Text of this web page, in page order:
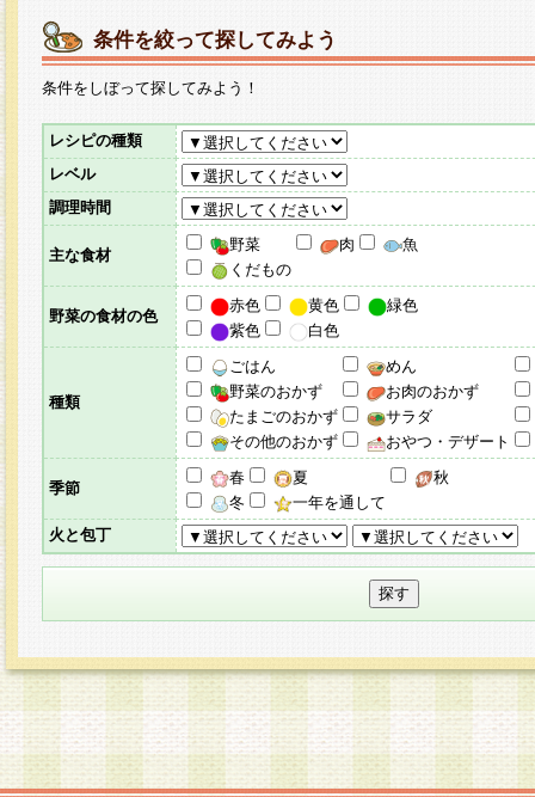
条件を絞って探してみよう
条件をしぼって探してみよう！
レシピの種類
レベル
調理時間
主な食材
野菜 肉
魚
くだもの
野菜の食材の色
赤色 黄色
緑色
紫色
白色
種類
ごはん
めん
野菜のおかず
お肉のおかず
たまごのおかず
サラダ
その他のおかず
おやつ・デザート
季節
春 夏
秋
冬
一年を通して
火と包丁